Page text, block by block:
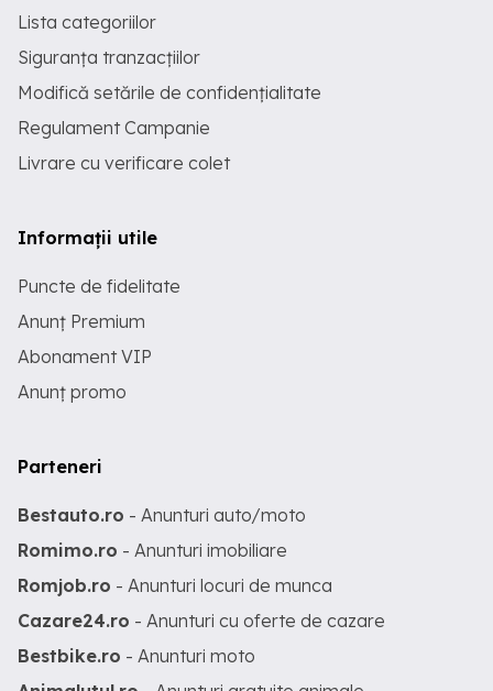
Lista categoriilor
Siguranța tranzacțiilor
Modifică setările de confidențialitate
Regulament Campanie
Livrare cu verificare colet
Informații utile
Puncte de fidelitate
Anunț Premium
Abonament VIP
Anunț promo
Parteneri
Bestauto.ro - Anunturi auto/moto
Romimo.ro - Anunturi imobiliare
Romjob.ro - Anunturi locuri de munca
Cazare24.ro - Anunturi cu oferte de cazare
Bestbike.ro - Anunturi moto